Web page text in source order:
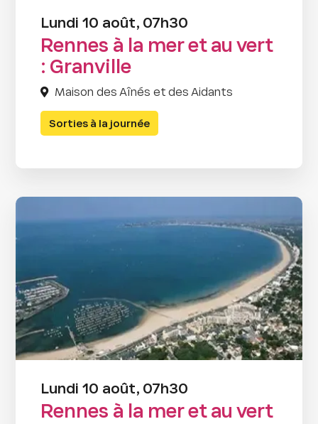
Lundi 10 août, 07h30
Rennes à la mer et au vert
: Granville
Maison des Aînés et des Aidants
Sorties à la journée
Lundi 10 août, 07h30
Rennes à la mer et au vert